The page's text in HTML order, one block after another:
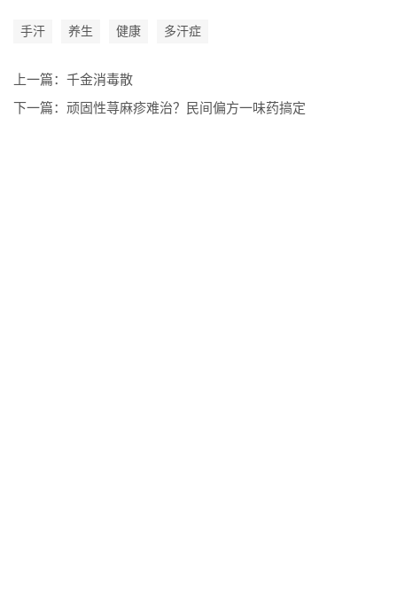
手汗 养生 健康 多汗症
上一篇： 千金消毒散
下一篇： 顽固性荨麻疹难治？民间偏方一味药搞定